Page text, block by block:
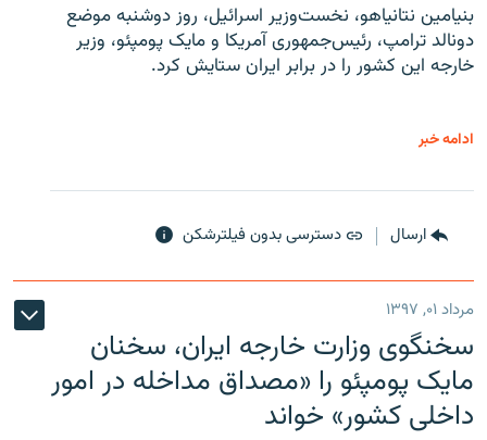
بنیامین نتانیاهو، نخست‌وزیر اسرائیل، روز دوشنبه موضع
دونالد ترامپ، رئیس‌جمهوری آمریکا و مایک پومپئو، وزیر
خارجه این کشور را در برابر ایران ستایش کرد.
ادامه خبر
ارسال دسترسی بدون فیلترشکن
مرداد ۰۱, ۱۳۹۷
سخنگوی وزارت خارجه ایران، سخنان
مایک پومپئو را «مصداق مداخله در امور
داخلی کشور» خواند